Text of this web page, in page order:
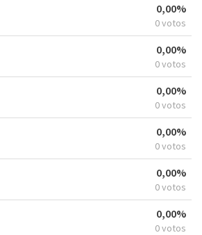
0,00%
0 votos
0,00%
0 votos
0,00%
0 votos
0,00%
0 votos
0,00%
0 votos
0,00%
0 votos